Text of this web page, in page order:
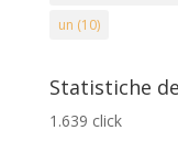
un (10)
Statistiche
1.639 click